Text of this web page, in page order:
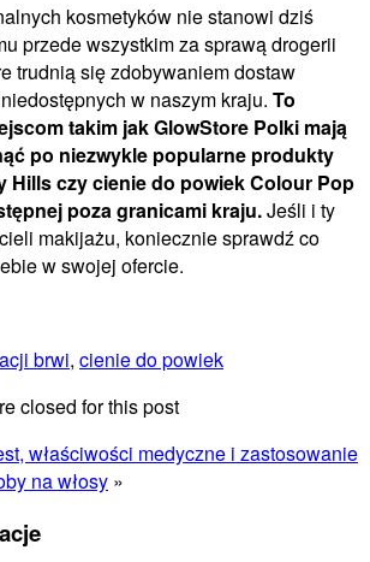
kosmetyków nie stanowi dziś
przede wszystkim za sprawą drogerii
trudnią się zdobywaniem dostaw
w naszym kraju. To
takim jak GlowStore Polki mają
po niezwykle popularne produkty
Hills czy cienie do powiek Colour Pop
poza granicami kraju.Jeśli i ty
makijażu, koniecznie sprawdź co
w swojej ofercie.
brwi, cienie do powiek
closed for this post
właściwości medyczne i zastosowanie
na włosy »